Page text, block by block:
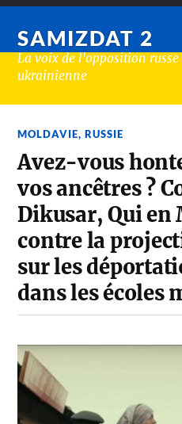
SAMIZDAT 2
La voix de l'opposition russe
ukrainienne
MOLDAVIE,RUSSIE
Avez-vous
vos ancêtres ?
Dikusar, Qui en
contre la
sur les
dans les écoles